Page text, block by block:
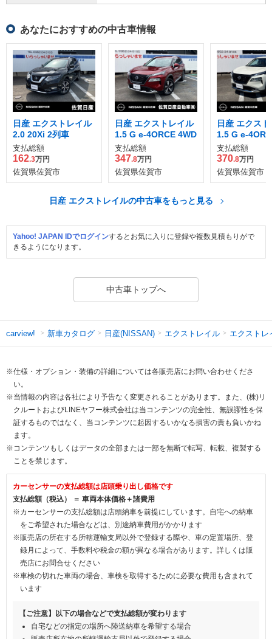
あなたにおすすめの中古車情報
日産 エクストレイル
2.0 20Xi 2列車
支払総額
162.3万円
佐賀県佐賀市
日産 エクストレイル
1.5 G e-4ORCE 4WD
支払総額
347.8万円
佐賀県佐賀市
日産 エクス
1.5 G e-
支払総額
370.8万円
佐賀県佐賀市
日産 エクストレイルの中古車をもっと見る
Yahoo! JAPAN IDでログインするとお気に入りに登録や複数見積もりがで
きるようになります。
中古車トップへ
carview! 新車カタログ 日産(NISSAN) エクストレイル エクストレ
※仕様・オプション・装備の詳細については各販売店にお問い合わせくださ
い。
※当情報の内容は各社により予告なく変更されることがあります。また、(株)リ
クルートおよびLINEヤフー株式会社は当コンテンツの完全性、無誤謬性を保
証するものではなく、当コンテンツに起因するいかなる損害の責も負いかね
ます。
※コンテンツもしくはデータの全部または一部を無断で転写、転載、複製する
ことを禁じます。
カーセンサーの支払総額は店頭乗り出し価格です
支払総額（税込） ＝ 車両本体価格＋諸費用
※カーセンサーの支払総額は店頭納車を前提にしています。自宅への納車
をご希望された場合などは、別途納車費用がかかります
※販売店の所在する所轄運輸支局以外で登録する際や、車の定置場所、登
録月によって、手数料や税金の額が異なる場合があります。詳しくは販
売店にお問合せください
※車検の切れた車両の場合、車検を取得するために必要な費用も含まれて
います
【ご注意】以下の場合などで支払総額が変わります
自宅などの指定の場所へ陸送納車を希望する場合